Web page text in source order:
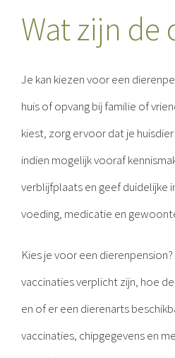
Wat zijn de
Je kan kiezen voor een
huis of opvang bij familie of
kiest, zorg ervoor dat je
indien mogelijk vooraf
verblijfplaats en geef duidelijke
voeding, medicatie en
Kies je voor een
vaccinaties verplicht zijn, hoe
en of er een dierenarts
vaccinaties, chipgegevens en